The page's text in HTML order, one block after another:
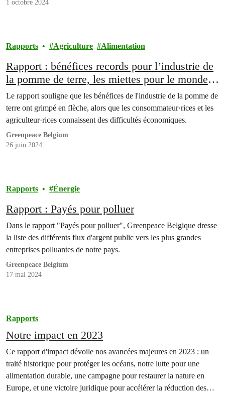
1 octobre 2024
Rapports Agriculture Alimentation
Rapport : bénéfices records pour l’industrie de
la pomme de terre, les miettes pour le monde
agricole
Le rapport souligne que les bénéfices de l'industrie de la pomme de
terre ont grimpé en flèche, alors que les consommateur·rices et les
agriculteur·rices connaissent des difficultés économiques.
Greenpeace Belgium
26 juin 2024
Rapports Énergie
Rapport : Payés pour polluer
Dans le rapport "Payés pour polluer", Greenpeace Belgique dresse
la liste des différents flux d'argent public vers les plus grandes
entreprises polluantes de notre pays.
Greenpeace Belgium
17 mai 2024
Rapports
Notre impact en 2023
Ce rapport d'impact dévoile nos avancées majeures en 2023 : un
traité historique pour protéger les océans, notre lutte pour une
alimentation durable, une campagne pour restaurer la nature en
Europe, et une victoire juridique pour accélérer la réduction des